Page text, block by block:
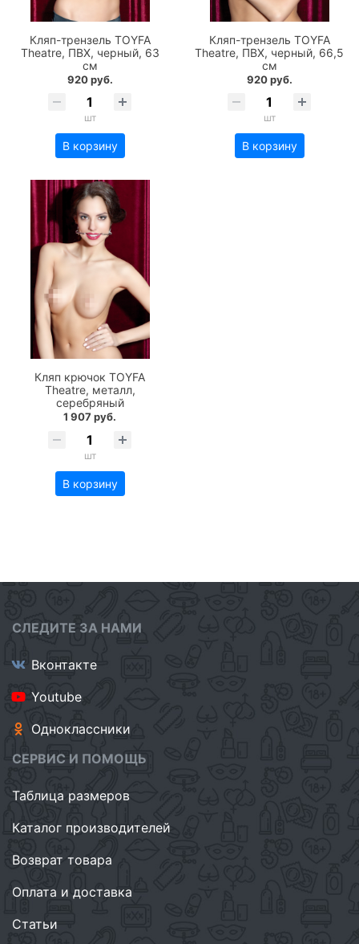
Кляп-трензель TOYFA
Theatre, ПВХ, черный, 63
см
920 руб.
шт
В корзину
Кляп-трензель TOYFA
Theatre, ПВХ, черный, 66,5
см
920 руб.
шт
В корзину
Кляп крючок TOYFA
Theatre, металл,
серебряный
1 907 руб.
шт
В корзину
СЛЕДИТЕ ЗА НАМИ
Вконтакте
Youtube
Одноклассники
СЕРВИС И ПОМОЩЬ
Таблица размеров
Каталог производителей
Возврат товара
Оплата и доставка
Статьи